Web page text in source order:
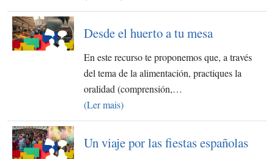
Desde el huerto a tu mesa
En este recurso te proponemos que, a través
del tema de la alimentación, practiques la
oralidad (comprensión,…
(Ler mais)
Un viaje por las fiestas españolas